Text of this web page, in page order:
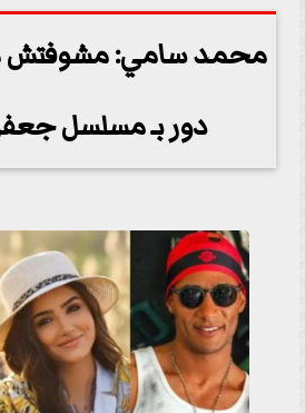
محمد سامي: مشوفتش
دور بـ مسلسل